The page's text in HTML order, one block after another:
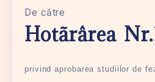
De către
Hotãrârea
privind aprobarea studiilor de